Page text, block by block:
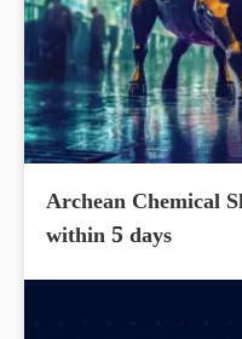
Archean Chemical
within 5 days